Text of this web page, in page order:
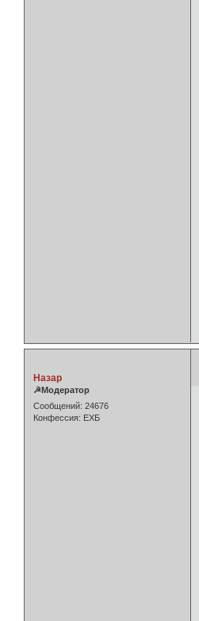
Назар
☭Модератор
Сообщений: 24676
Конфессия: ЕХБ